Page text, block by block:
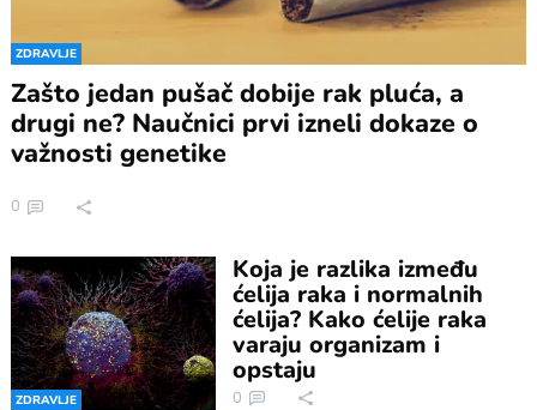
ZDRAVLJE
Zašto jedan pušač dobije rak pluća, a
drugi ne? Naučnici prvi izneli dokaze o
važnosti genetike
0
ZDRAVLJE
Koja je razlika između
ćelija raka i normalnih
ćelija? Kako ćelije raka
varaju organizam i
opstaju
0